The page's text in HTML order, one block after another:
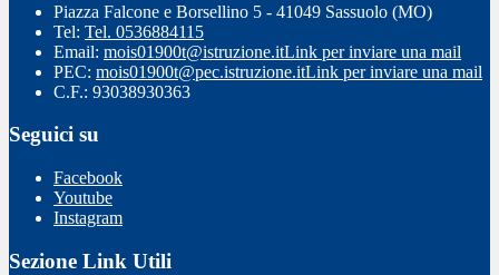
Piazza Falcone e Borsellino 5 - 41049 Sassuolo (MO)
Tel: Tel. 0536884115
Email: mois01900t@istruzione.itLink per inviare una mail
PEC: mois01900t@pec.istruzione.itLink per inviare una mail
C.F.: 93038930363
Seguici su
Facebook
Youtube
Instagram
Sezione Link Utili